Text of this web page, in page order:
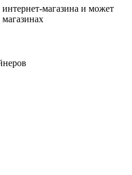
магазина и может